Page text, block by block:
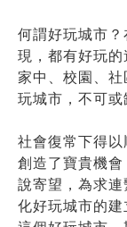
何謂好玩城市
現，都有好玩
家中、校園、
玩城市，不可或
社會復常下得
創造了寶貴機
說寄望，為求
化好玩城市的建